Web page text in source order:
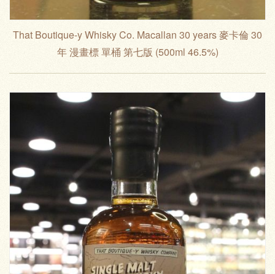
That Boutique-y Whisky Co. Macallan 30 years 麥卡倫 30
年 漫畫標 單桶 第七版 (500ml 46.5%)